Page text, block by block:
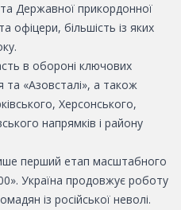
та Державної прикордонної
офіцери, більшість із яких
в обороні ключових
та «Азовсталі», а також
Херсонського,
напрямків і району
перший етап масштабного
Україна продовжує роботу
із російської неволі.